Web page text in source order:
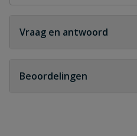
Vraag en antwoord
Geen vragen
Beoordelingen